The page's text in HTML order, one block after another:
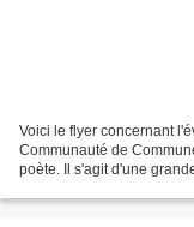
Voici le flyer concernant
Communauté de
poète. Il s'agit d'une